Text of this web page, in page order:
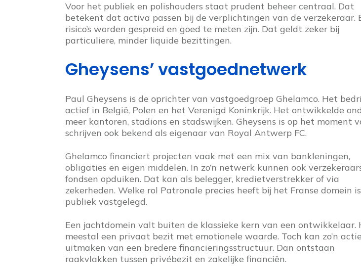
Voor het publiek en polishouders staat prudent beheer centraal. Dat
betekent dat activa passen bij de verplichtingen van de verzekeraar.
risico’s worden gespreid en goed te meten zijn. Dat geldt zeker bij
particuliere, minder liquide bezittingen.
Gheysens’ vastgoednetwerk
Paul Gheysens is de oprichter van vastgoedgroep Ghelamco. Het
actief in België, Polen en het Verenigd Koninkrijk. Het ontwikkelde
meer kantoren, stadions en stadswijken. Gheysens is op het moment
schrijven ook bekend als eigenaar van Royal Antwerp FC.
Ghelamco financiert projecten vaak met een mix van bankleningen,
obligaties en eigen middelen. In zo’n netwerk kunnen ook
fondsen opduiken. Dat kan als belegger, kredietverstrekker of via
zekerheden. Welke rol Patronale precies heeft bij het Franse domein
publiek vastgelegd.
Een jachtdomein valt buiten de klassieke kern van een ontwikkelaar.
meestal een privaat bezit met emotionele waarde. Toch kan zo’n
uitmaken van een bredere financieringsstructuur. Dan ontstaan
raakvlakken tussen privébezit en zakelijke financiën.